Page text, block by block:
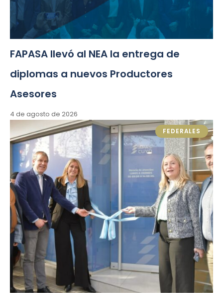
FAPASA llevó al NEA la entrega de
diplomas a nuevos Productores
Asesores
4 de agosto de 2026
FEDERALES